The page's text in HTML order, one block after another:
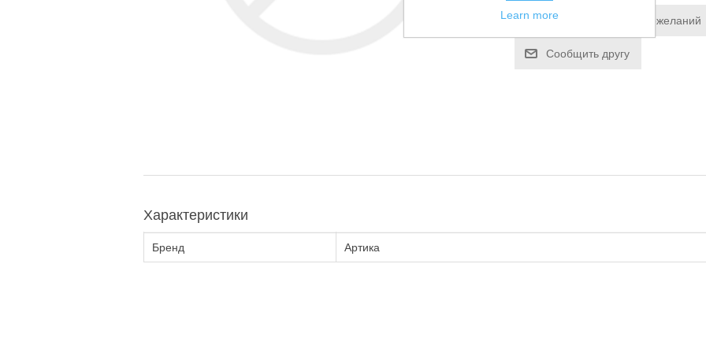
Добавить в список пожеланий
Сообщить другу
Характеристики
Бренд Артика
Learn more